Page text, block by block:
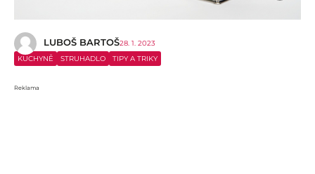
LUBOŠ BARTOŠ28. 1. 2023
KUCHYNĚ
STRUHADLO TIPY A TRIKY
Reklama